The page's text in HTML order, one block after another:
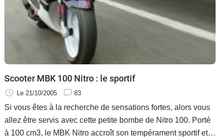
Scooter MBK 100 Nitro : le sportif
Le 21/10/2005 83
Si vous êtes à la recherche de sensations fortes, alors vous
allez être servis avec cette petite bombe de Nitro 100. Porté
à 100 cm3, le MBK Nitro accroît son tempérament sportif et